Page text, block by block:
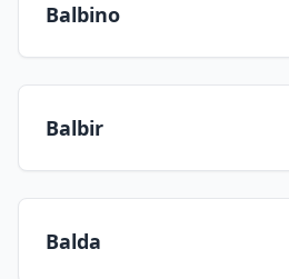
Balbino
Balbir
Balda